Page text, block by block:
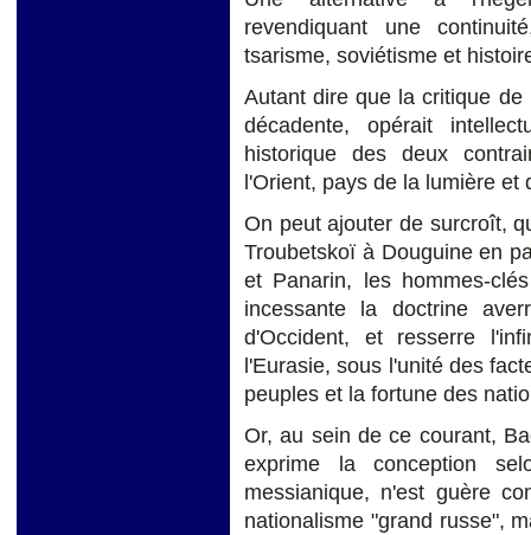
revendiquant une
tsarisme, soviétisme et
Autant dire que la critique
décadente, opérait
historique des deux
l'Orient, pays de la lumière et
On peut ajouter de surcroît,
Troubetskoï à Douguine en
et Panarin, les hommes-
incessante la doctrine
d'Occident, et resserre
l'Eurasie, sous l'unité des
peuples et la fortune des
Or, au sein de ce courant,
exprime la conception
messianique, n'est guère
nationalisme "grand russe",